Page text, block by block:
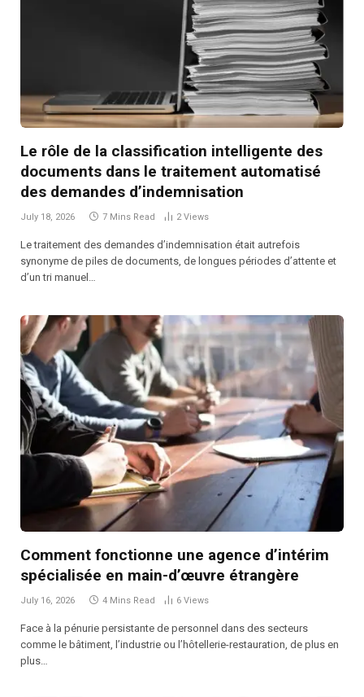
Le rôle de la classification intelligente des
documents dans le traitement automatisé
des demandes d’indemnisation
July 18, 2026 7 Mins Read 2Views
Le traitement des demandes d’indemnisation était autrefois
synonyme de piles de documents, de longues périodes d’attente et
d’un tri manuel…
Comment fonctionne une agence d’intérim
spécialisée en main-d’œuvre étrangère
July 16, 2026 4 Mins Read 6 Views
Face à la pénurie persistante de personnel dans des secteurs
comme le bâtiment, l’industrie ou l’hôtellerie-restauration, de plus en
plus…